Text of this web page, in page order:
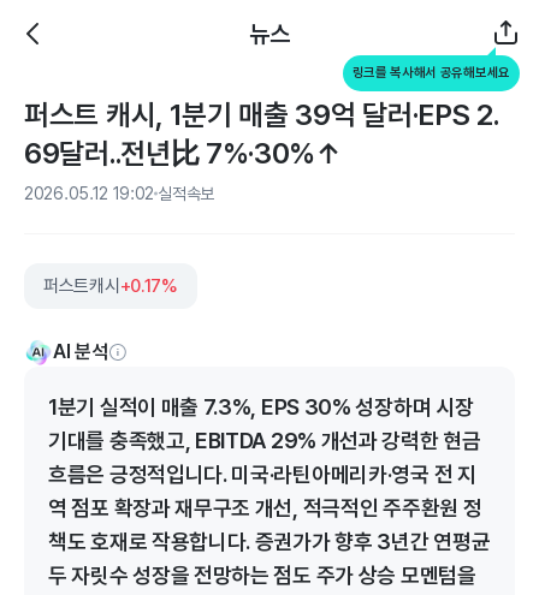
뉴스
링크를 복사해서 공유해보세요
퍼스트 캐시, 1분기 매출 39억 달러·EPS 2.
69달러..전년比 7%·30%↑
2026.05.12 19:02 실적속보
퍼스트캐시 +0.17%
AI 분석
1분기 실적이 매출 7.3%, EPS 30% 성장하며 시장
기대를 충족했고, EBITDA 29% 개선과 강력한 현금
흐름은 긍정적입니다. 미국·라틴아메리카·영국 전 지
역 점포 확장과 재무구조 개선, 적극적인 주주환원 정
책도 호재로 작용합니다. 증권가가 향후 3년간 연평균
두 자릿수 성장을 전망하는 점도 주가 상승 모멘텀을